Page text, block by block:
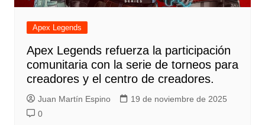
Apex Legends
Apex Legends refuerza la participación
comunitaria con la serie de torneos para
creadores y el centro de creadores.
Juan Martín Espino
19 de noviembre de 2025
0